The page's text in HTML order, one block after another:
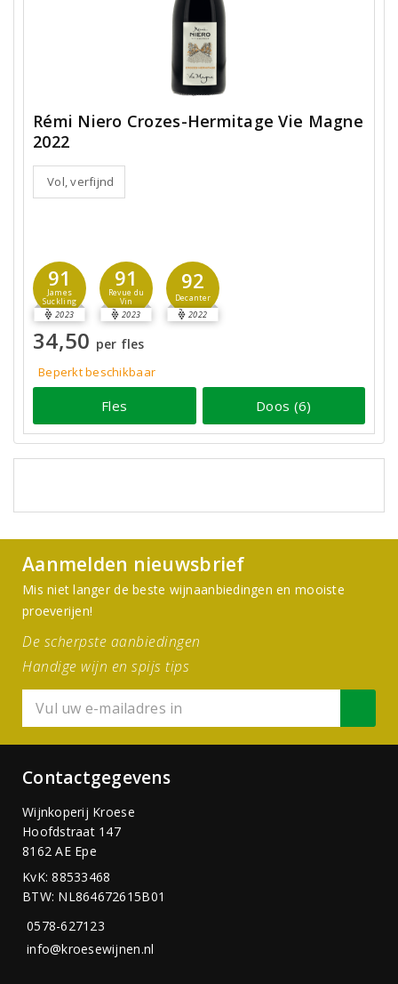
Rémi Niero Crozes-Hermitage Vie Magne
2022
Vol, verfijnd
91
James
Suckling
2023
91
Revue du
Vin
2023
92
Decanter
2022
34,50 per fles
Beperkt beschikbaar
Fles Doos (6)
Aanmelden nieuwsbrief
Mis niet langer de beste wijnaanbiedingen en mooiste
proeverijen!
De scherpste aanbiedingen
Handige wijn en spijs tips
Contactgegevens
Wijnkoperij Kroese
Hoofdstraat 147
8162 AE Epe
KvK: 88533468
BTW: NL864672615B01
0578-627123
info@kroesewijnen.nl